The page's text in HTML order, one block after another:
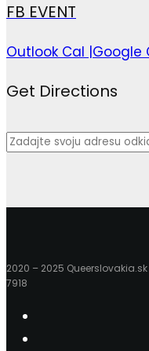
FB EVENT
Outlook Cal |Google
Get Directions
2020 – 2025
7918